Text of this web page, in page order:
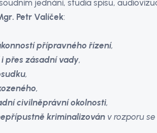
jednání, studia spisu,
Petr Valíček:
přípravného řízení,
přes zásadní vady,
,
,
civilněprávní okolnosti,
kriminalizován v rozporu